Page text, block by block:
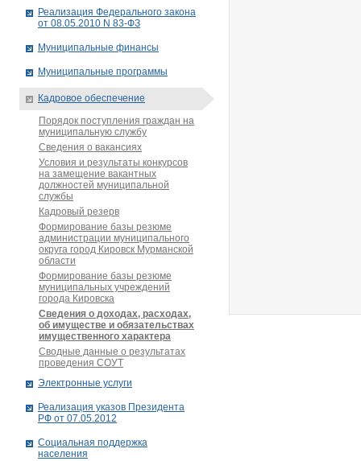
Реализация Федерального закона
от 08.05.2010 N 83-ФЗ
Муниципальные финансы
Муниципальные программы
Кадровое обеспечение
Порядок поступления граждан на
муниципальную службу
Сведения о вакансиях
Условия и результаты конкурсов
на замещение вакантных
должностей муниципальной
службы
Кадровый резерв
Формирование базы резюме
администрации муниципального
округа город Кировск Мурманской
области
Формирование базы резюме
муниципальных учреждений
города Кировска
Сведения о доходах, расходах,
об имуществе и обязательствах
имущественного характера
Сводные данные о результатах
проведения СОУТ
Электронные услуги
Реализация указов Президента
РФ от 07.05.2012
Социальная поддержка
населения